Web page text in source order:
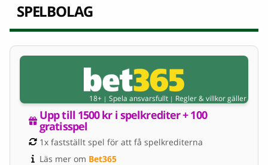
SPELBOLAG
18+ | Spela ansvarsfullt | Regler & villkor gäller
Upp till 1500 kr i spelkrediter + 100
gratisspel
1x fastställt spel för att få spelkrediterna
Läs mer om Bet365